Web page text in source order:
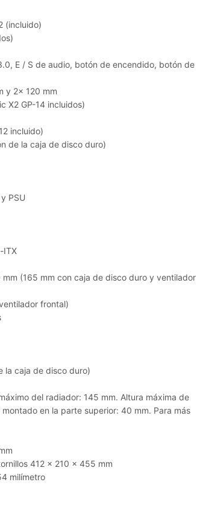
(incluido)
E / S de audio, botón de encendido, botón de
y 2x 120 mm
X2 GP-14 incluidos)
incluido)
de la caja de disco duro)
PSU
ITX
(165 mm con caja de disco duro y ventilador
frontal)
la caja de disco duro)
del radiador: 145 mm. Altura máxima de
en la parte superior: 40 mm. Para más
412 x 210 x 455 mm
milímetro